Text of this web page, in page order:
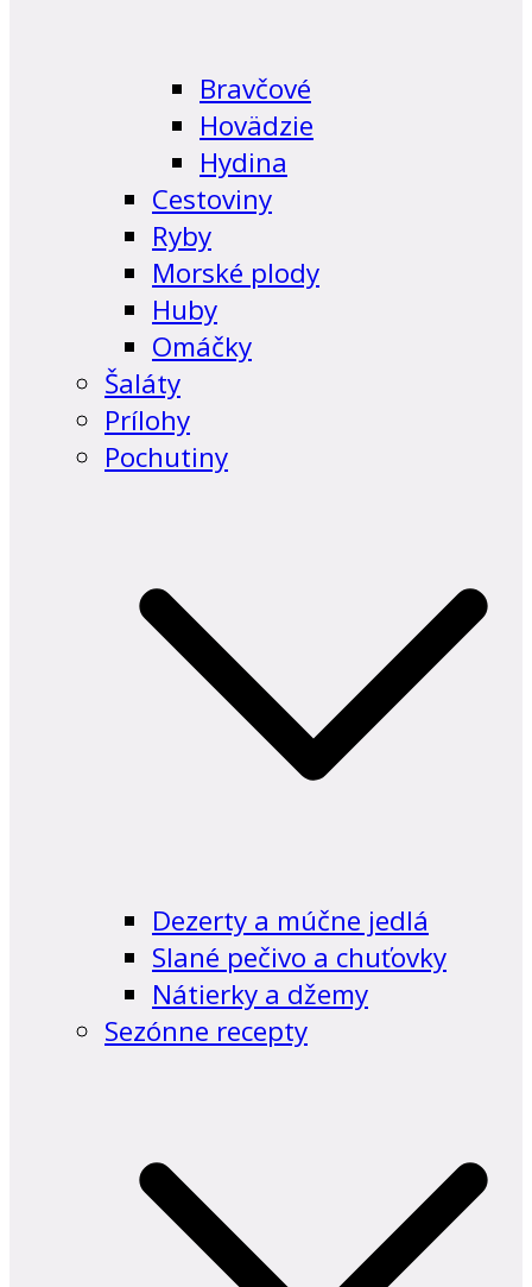
Bravčové
Hovädzie
Hydina
Cestoviny
Ryby
Morské plody
Huby
Omáčky
Šaláty
Prílohy
Pochutiny
Dezerty a múčne jedlá
Slané pečivo a chuťovky
Nátierky a džemy
Sezónne recepty